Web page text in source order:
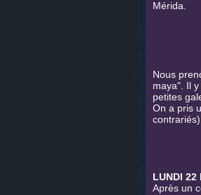
Mérida.
Nous
maya". Il
petites
On a pris
contrariés).
LUNDI 22
Après un